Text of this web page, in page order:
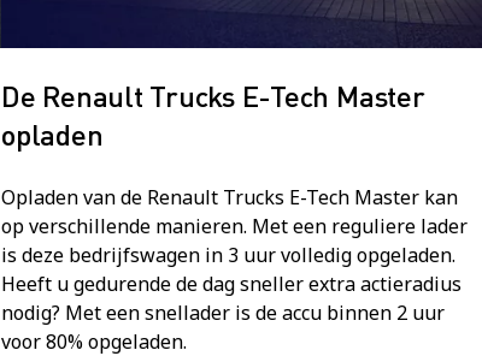
De Renault Trucks E-Tech Master
opladen
Opladen van de Renault Trucks E-Tech Master kan
op verschillende manieren. Met een reguliere lader
is deze bedrijfswagen in 3 uur volledig opgeladen.
Heeft u gedurende de dag sneller extra actieradius
nodig? Met een snellader is de accu binnen 2 uur
voor 80% opgeladen.